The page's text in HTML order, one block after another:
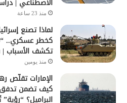
الاصطناعي |
منذ 23 ساعة
لماذا تصنع
كخطر عسكري..
تكشف الأسباب |
منذ يومين
الإمارات تقلّص
كيف تضمن تدفق
البراميل؟